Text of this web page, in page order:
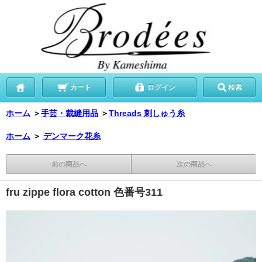
カート ログイン 検索
ホーム ＞手芸・裁縫用品 ＞Threads 刺しゅう糸
ホーム ＞ デンマーク花糸
前の商品へ 次の商品へ
fru zippe flora cotton 色番号311